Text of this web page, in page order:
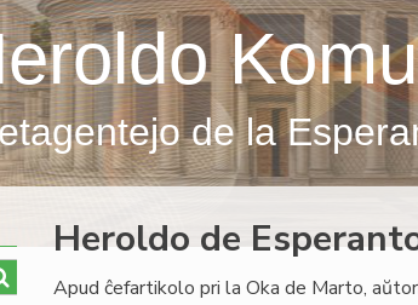
de la
Heroldo de
Apud ĉefartikolo pri la Oka de Marto,